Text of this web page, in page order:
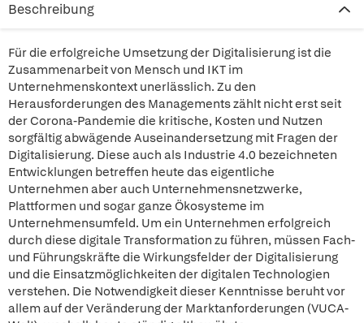
Beschreibung
Für die erfolgreiche Umsetzung der Digitalisierung ist die
Zusammenarbeit von Mensch und IKT im
Unternehmenskontext unerlässlich. Zu den
Herausforderungen des Managements zählt nicht erst seit
der Corona-Pandemie die kritische, Kosten und Nutzen
sorgfältig abwägende Auseinandersetzung mit Fragen der
Digitalisierung. Diese auch als Industrie 4.0 bezeichneten
Entwicklungen betreffen heute das eigentliche
Unternehmen aber auch Unternehmensnetzwerke,
Plattformen und sogar ganze Ökosysteme im
Unternehmensumfeld. Um ein Unternehmen erfolgreich
durch diese digitale Transformation zu führen, müssen Fach-
und Führungskräfte die Wirkungsfelder der Digitalisierung
und die Einsatzmöglichkeiten der digitalen Technologien
verstehen. Die Notwendigkeit dieser Kenntnisse beruht vor
allem auf der Veränderung der Marktanforderungen (VUCA-